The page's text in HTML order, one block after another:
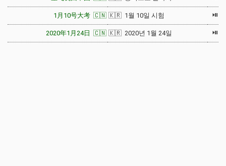
1月10号大考 🇨🇳 🇰🇷 1월 10일 시험 ⏯
2020年1月24日 🇨🇳 🇰🇷 2020년 1월 24일 ⏯